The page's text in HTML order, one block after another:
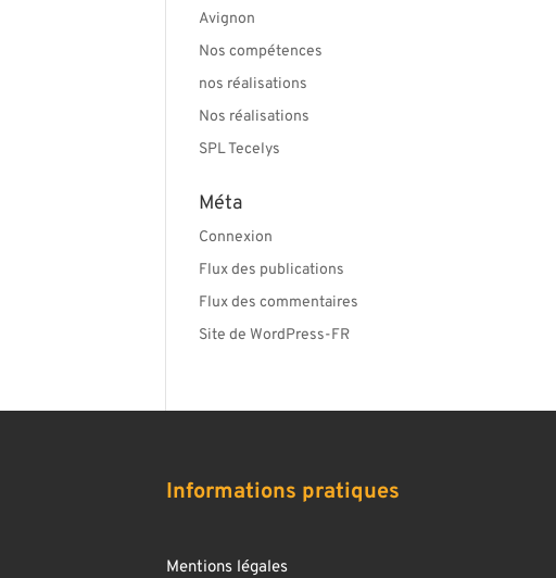
Avignon
Nos compétences
nos réalisations
Nos réalisations
SPL Tecelys
Méta
Connexion
Flux des publications
Flux des commentaires
Site de WordPress-FR
Informations pratiques
Mentions légales